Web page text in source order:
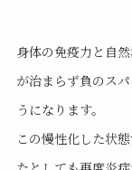
身体の免疫力と自
が治まらず負のス
うになります。
この慢性化した状